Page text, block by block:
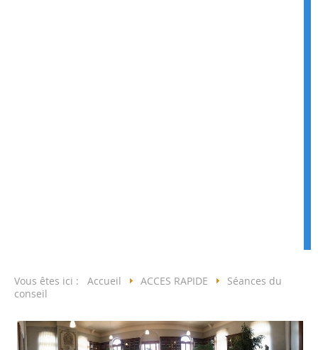
Vous êtes ici : Accueil ACCES RAPIDE
Séances du
conseil